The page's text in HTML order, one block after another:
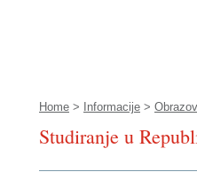
Home > Informacije >
Studiranje u